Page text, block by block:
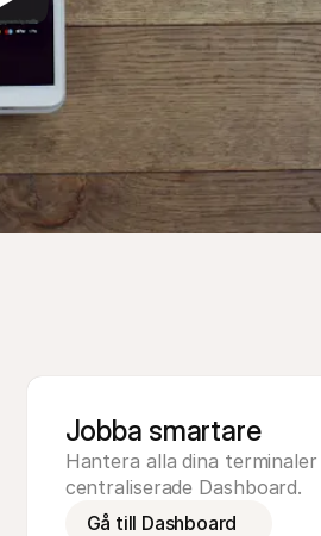
Jobba smartare
Hantera alla dina
centraliserade Dashboard.
Gå till Dashboard